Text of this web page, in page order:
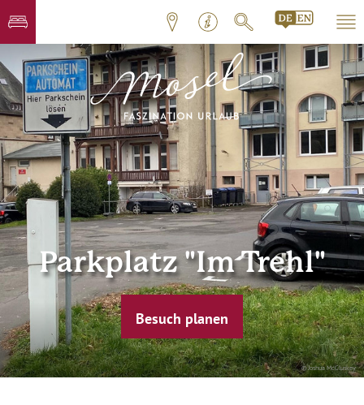
© Joshua McCluskey
Parkplatz "Im Trehl"
Besuch planen